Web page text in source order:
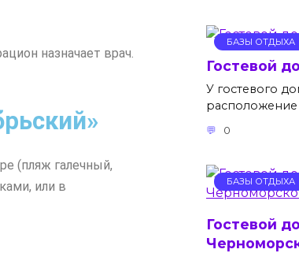
назначает врач.
(пляж галечный,
или в
БАЗЫ ОТДЫХА
Гостевой
У гостевого
0
БАЗЫ ОТДЫХА
Гостевой